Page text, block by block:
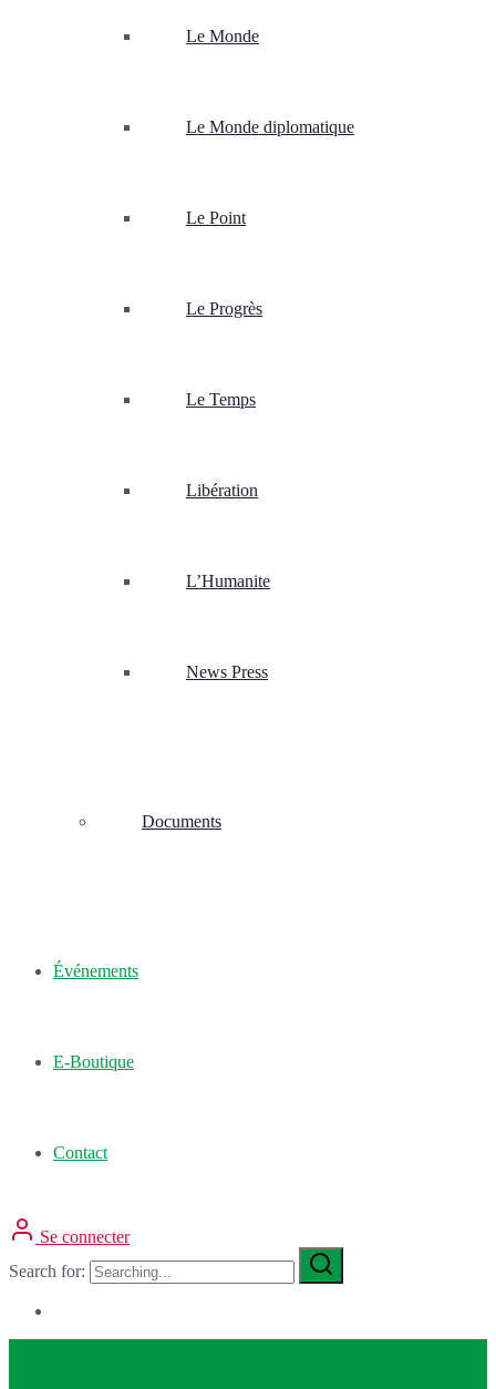
Le Monde
Le Monde diplomatique
Le Point
Le Progrès
Le Temps
Libération
L’Humanite
News Press
Documents
Événements
E-Boutique
Contact
Se connecter
Search for: